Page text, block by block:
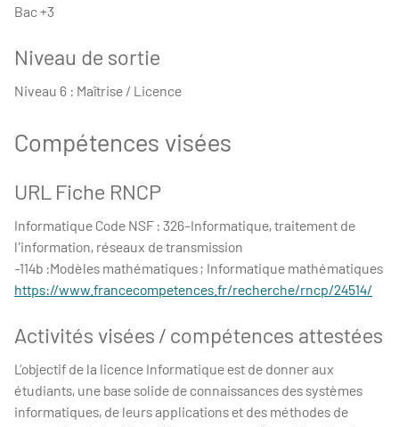
Bac +3
Niveau de sortie
Niveau 6 : Maîtrise / Licence
Compétences visées
URL Fiche RNCP
Informatique Code NSF : 326-Informatique, traitement de
l'information, réseaux de transmission
-114b :Modèles mathématiques ; Informatique mathématiques
https://www.francecompetences.fr/recherche/rncp/24514/
Activités visées / compétences attestées
L’objectif de la licence Informatique est de donner aux
étudiants, une base solide de connaissances des systèmes
informatiques, de leurs applications et des méthodes de